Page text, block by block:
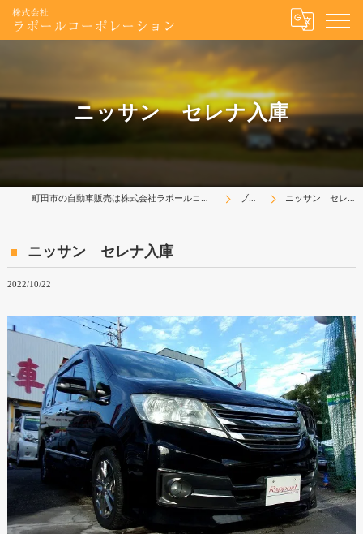
ニッサン セレナ入庫
町田市の自動車販売は株式会社ラポールコーポレーション ブログ ニッサン セレナ入庫
ニッサン セレナ入庫
2022/10/22